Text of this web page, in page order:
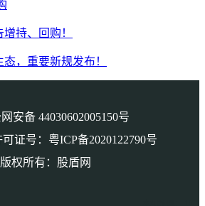
持、回购！
，重要新规发布！
安备 44030602005150号
证号：粤ICP备2020122790号
版权所有：股盾网